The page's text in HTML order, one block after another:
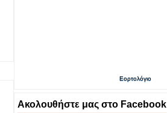
Εορτολόγιο
Ακολουθήστε μας στο Facebook